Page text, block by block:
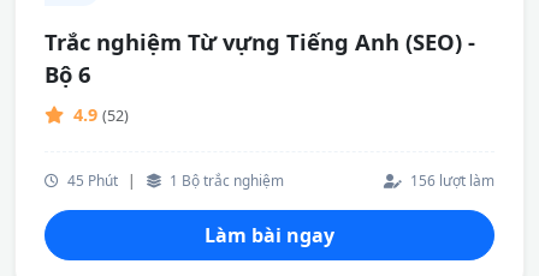
Trắc nghiệm Từ vựng Tiếng Anh (SEO) -
Bộ 6
4.9 (52)
45 Phút | 1 Bộ trắc nghiệm 156 lượt làm
Làm bài ngay